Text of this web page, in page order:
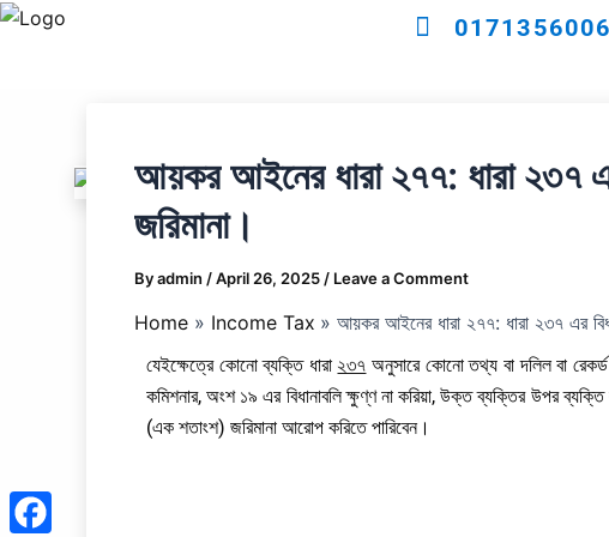
Skip
আয়কর আইনের ধারা ২৭৭: ধারা ২৩৭ এর
জরিমানা।
Byadmin /April 26, 2025 / Leave a Comment
Home Income Tax আয়কর আইনের ধারা ২৭৭: ধারা ২৩৭ এর
যেইক্ষেত্রে কোনো ব্যক্তি ধারা ২৩৭ অনুসারে কোনো তথ্য বা দলিল বা
কমিশনার, অংশ ১৯ এর বিধানাবলি ক্ষুণ্ণ না করিয়া, উক্ত ব্যক্তির উপর
(এক শতাংশ) জরিমানা আরোপ করিতে পারিবেন।